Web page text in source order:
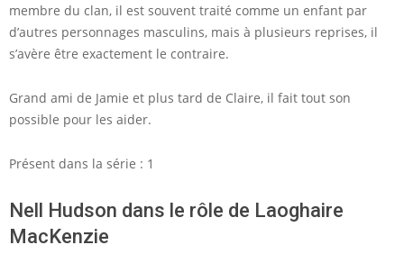
membre du clan, il est souvent traité comme un enfant par
d’autres personnages masculins, mais à plusieurs reprises, il
s’avère être exactement le contraire.
Grand ami de Jamie et plus tard de Claire, il fait tout son
possible pour les aider.
Présent dans la série : 1
Nell Hudson dans le rôle de Laoghaire
MacKenzie